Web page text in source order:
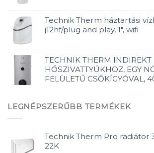
Technik Therm háztartási
j12hf/plug and play, 1", wifi
TECHNIK THERM INDIREKT
HŐSZIVATTYÚKHOZ, EGY
FELÜLETŰ CSŐKÍGYÓVAL,
LEGNÉPSZERŰBB TERMÉKEK
Technik Therm Pro radiátor
22K